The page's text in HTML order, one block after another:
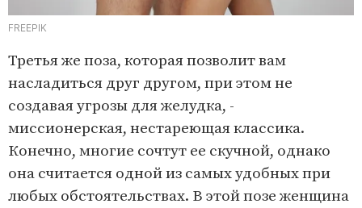
FREEPIK
Третья же поза, которая позволит вам
насладиться друг другом, при этом не
создавая угрозы для желудка, -
миссионерская, нестареющая классика.
Конечно, многие сочтут ее скучной, однако
она считается одной из самых удобных при
любых обстоятельствах. В этой позе женщина